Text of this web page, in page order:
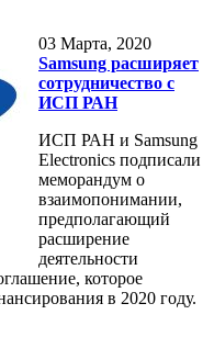
03 Марта, 2020
Samsung расширяет
сотрудничество с
ИСП РАН
ИСП РАН и Samsung
Electronics подписали
меморандум о
взаимопонимании,
предполагающий
расширение
деятельности
которое
в 2020 году.